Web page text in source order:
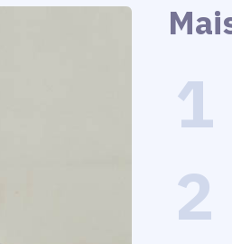
1
2